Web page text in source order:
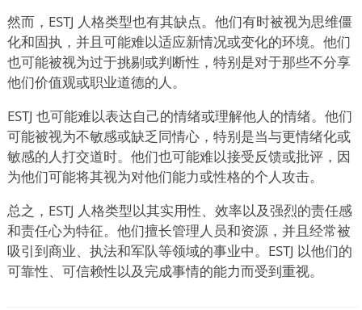
然而，ESTJ 人格类型也有其缺点。他们有时被视为思维僵
化和固执，并且可能难以适应新情况或变化的环境。他们
也可能被视为过于挑剔或判断性，特别是对于那些不分享
他们价值观或职业道德的人。
ESTJ 也可能难以表达自己的情绪或理解他人的情绪。他们
可能被视为不敏感或缺乏同情心，特别是当与更情绪化或
敏感的人打交道时。他们也可能难以接受反馈或批评，因
为他们可能将其视为对他们能力或性格的个人攻击。
总之，ESTJ 人格类型以其实用性、效率以及强烈的责任感
和责任心为特征。他们擅长管理人员和资源，并且经常被
吸引到商业、执法和军队等领域的事业中。ESTJ 以他们的
可靠性、可信赖性以及完成事情的能力而受到重视。